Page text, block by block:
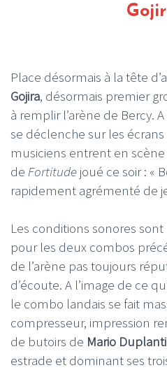
Place désormais à la tête
Gojira, désormais premier
à remplir l’arène de Bercy.
se déclenche sur les
musiciens entrent en
de Fortitude joué ce soir : «
rapidement agrémenté de
Les conditions sonores
pour les deux combos
de l’arène pas toujours
d’écoute. A l’image de ce
le combo landais se fait
compresseur, impression
de butoirs de Mario
estrade et dominant ses